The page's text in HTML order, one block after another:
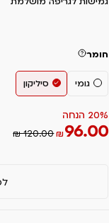
חומר
גומי סיליקון
20% הנחה
₪96.00
₪ 120.00